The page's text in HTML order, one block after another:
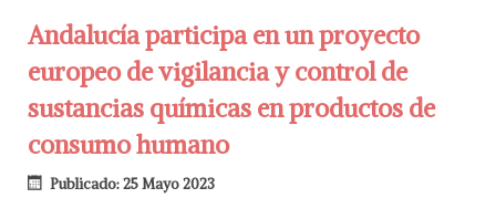
Andalucía participa en un proyecto
europeo de vigilancia y control de
sustancias químicas en productos de
consumo humano
Publicado: 25 Mayo 2023